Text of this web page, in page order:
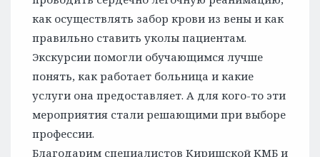
как осуществлять забор крови из вены и как
правильно ставить уколы пациентам.
Экскурсии помогли обучающимся лучше
понять, как работает больница и какие
услуги она предоставляет. А для кого-то эти
мероприятия стали решающими при выборе
профессии.
Благодарим специалистов Киришской КМБ и